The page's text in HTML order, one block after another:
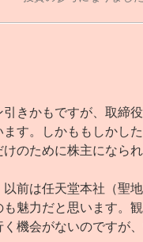
きかもですが、取締
す。しかももしかし
のために株主になら
前は任天堂本社（聖
魅力だと思います。観
機会がないのですが